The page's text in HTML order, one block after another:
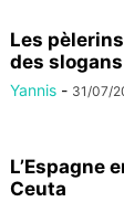
Les
des slogans
Yannis - 31/07/
L’Espagne
Ceuta